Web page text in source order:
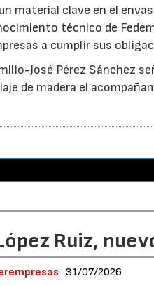
material clave en el
técnico de
a cumplir sus
José Pérez Sánchez
de madera el
Ruiz,
31/07/2026